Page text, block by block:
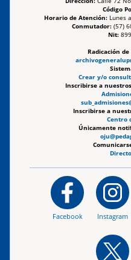
Código
Horario de Atención:Lunes
Conmutador: (57)
Nit:
Radicación
Crear y/o
Inscribirse a
Inscribirse a
Centro
Únicamente
Facebook Instagram